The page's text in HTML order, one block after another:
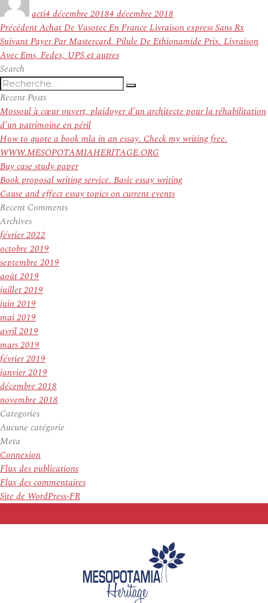
actile
4 décembre 20184 décembre 2018
Navigation
de
l’article
PrécédentArticle
précédent :
Achat De Vasotec En France Livraison express Sans Rx
SuivantArticle
suivant :
Payer Par Mastercard. Pilule De Ethionamide Prix. Livraison
Avec Ems, Fedex, UPS et autres
Search
Recherche
pour
:
Recherche
Recent Posts
Mossoul à cœur ouvert, plaidoyer d’un architecte pour la réhabilitation
d’un patrimoine en péril
How to quote a book mla in an essay. Check my writing free.
WWW.MESOPOTAMIAHERITAGE.ORG
Buy case study paper
Book proposal writing service. Basic essay writing
Cause and effect essay topics on current events
Recent Comments
Archives
février 2022
octobre 2019
septembre 2019
août 2019
juillet 2019
juin 2019
mai 2019
avril 2019
mars 2019
février 2019
janvier 2019
décembre 2018
novembre 2018
Categories
Aucune catégorie
Meta
Connexion
Flux des publications
Flux des commentaires
Site de WordPress-FR